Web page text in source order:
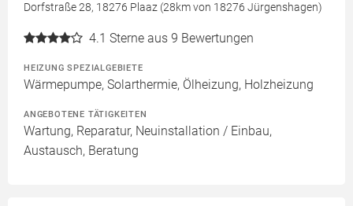
Dorfstraße 28, 18276 Plaaz (28km von 18276 Jürgenshagen)
4.1 Sterne aus 9 Bewertungen
HEIZUNG SPEZIALGEBIETE
Wärmepumpe, Solarthermie, Ölheizung, Holzheizung
ANGEBOTENE TÄTIGKEITEN
Wartung, Reparatur, Neuinstallation / Einbau,
Austausch, Beratung